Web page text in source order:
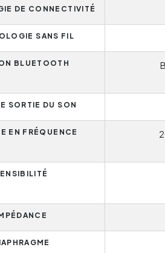
DE CONNECTIVITÉ
SANS FIL
BLUETOOTH
SORTIE DU SON
EN FRÉQUENCE